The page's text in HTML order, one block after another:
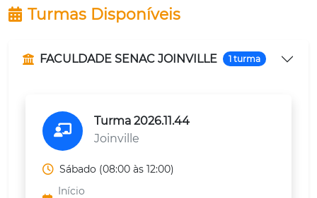
Turmas Disponíveis
FACULDADE SENAC JOINVILLE 1 turma
Turma 2026.11.44
Joinville
Sábado (08:00 às 12:00)
Início